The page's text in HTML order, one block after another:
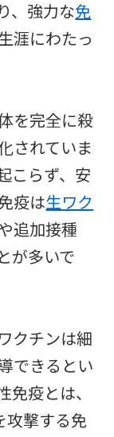
、強力な免
涯にわたっ
を完全に殺
されていま
こらず、安
疫は生ワク
追加接種
が多いで
クチンは細
できるとい
疫とは、
攻撃する免